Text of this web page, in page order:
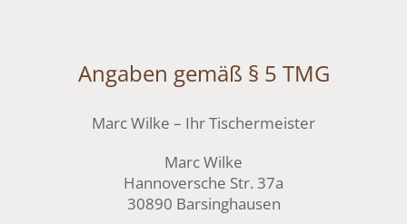
Angaben gemäß § 5 TMG
Marc Wilke – Ihr Tischermeister
Marc Wilke
Hannoversche Str. 37a
30890 Barsinghausen